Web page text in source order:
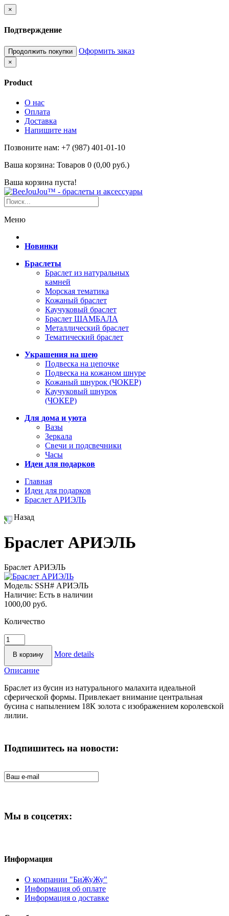
×
Подтверждение
Продолжить покупки Оформить заказ
×
Product
О нас
Оплата
Доставка
Напишите нам
Позвоните нам: +7 (987) 401-01-10
Ваша корзина: Товаров 0 (0,00 руб.)
Ваша корзина пуста!
Меню
Новинки
Браслеты
Браслет из натуральных
камней
Морская тематика
Кожаный браслет
Каучуковый браслет
Браслет ШАМБАЛА
Металлический браслет
Тематический браслет
Украшения на шею
Подвеска на цепочке
Подвеска на кожаном шнуре
Кожаный шнурок (ЧОКЕР)
Каучуковый шнурок
(ЧОКЕР)
Для дома и уюта
Вазы
Зеркала
Свечи и подсвечники
Часы
Идеи для подарков
Главная
Идеи для подарков
Браслет АРИЭЛЬ
Назад
Браслет АРИЭЛЬ
Браслет АРИЭЛЬ
Модель: SSH# АРИЭЛЬ
Наличие: Есть в наличии
1000,00 руб.
Количество
More details
Описание
Браслет из бусин из натурального малахита идеальной
сферической формы. Привлекает внимание центральная
бусина с напылением 18К золота с изображением королевской
лилии.
Подпишитесь на новости:
Мы в соцсетях:
Информация
О компании "БиЖуЖу"
Информация об оплате
Информация о доставке